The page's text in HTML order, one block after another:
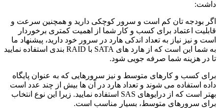
داشت:
اگر بودجه تان کم است و سرور کوچکی دارید و همچنین سرعت و
قابلیت اعتماد برای کسب و کار شما از اهمیت کمتری برخوردار
است و نیز نیاز به تعداد اندکی هارد در سرور خود دارید، پیشنهاد ما
به شما این است که از هارد ‌های SATA با RAID بندی استفاده نمایید
تا در هزینه شما صرفه جویی شود.
برای کسب و کار‌های متوسط و نیز سرورهایی که به عنوان پایگاه
داده استفاده می شوند و تعداد هارد در آن ها بیش از چند عدد است
بهتر است که از درایو‌های SAS استفاده نمایید. زیرا این نوع انتخاب
برای سرور‌های متوسط، بسیار مناسب است.